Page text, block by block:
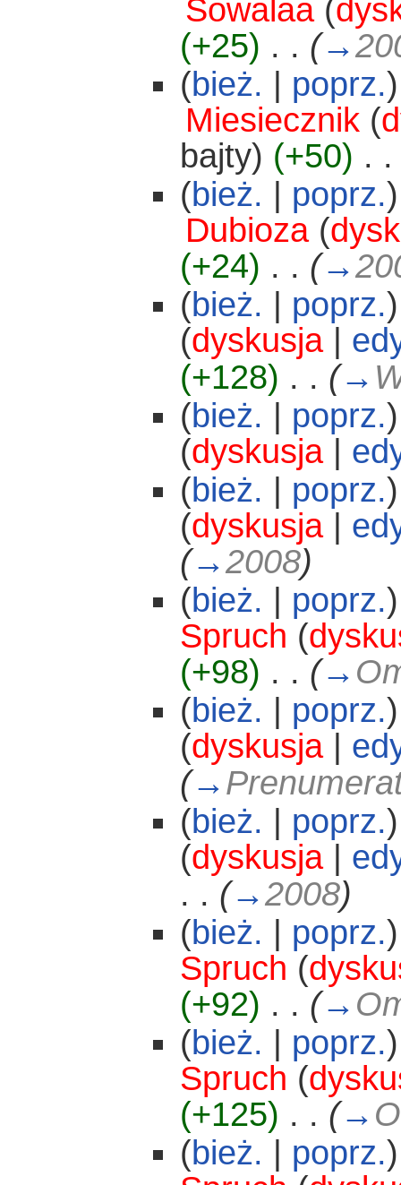
Sowalaa (
(+25) . . (→
(bież. poprz.)
Miesiecznik (
bajty) (+50) . .
(bież. poprz.)
Dubioza (
(+24) . . (→
(bież. poprz.)
(dyskusja|
(+128) . . (→
(bież. poprz.)
(dyskusja|
(bież. poprz.)
(dyskusja|
(→2008)
(bież. poprz.)
Spruch (
(+98) . . (→
(bież. poprz.)
(dyskusja|
(→
(bież. poprz.)
(dyskusja|
. . (→2008)
(bież. poprz.)
Spruch (
(+92) . . (→
(bież. poprz.)
Spruch (
(+125) . . (→
(bież. poprz.)